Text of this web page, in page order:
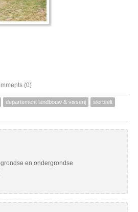
(0)
departement landbouw & visserij
sierteelt
en ondergrondse